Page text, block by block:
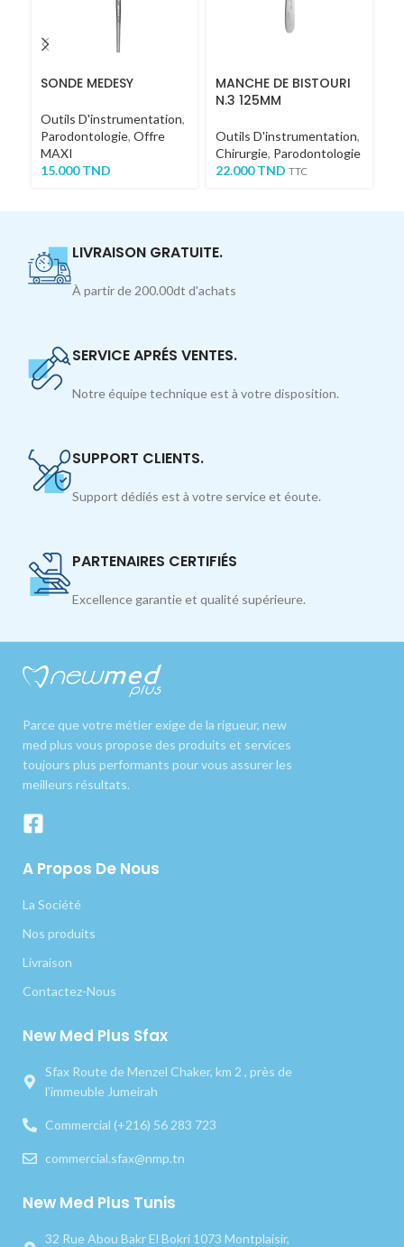
SONDE MEDESY
Outils D'instrumentation,
Parodontologie, Offre
MAXI
15.000TND
MANCHE DE BISTOURI
N.3 125MM
Outils D'instrumentation,
Chirurgie, Parodontologie
22.000TND TTC
LIVRAISON GRATUITE.
À partir de 200.00dt d'achats
SERVICE APRÉS VENTES.
Notre équipe technique est à votre disposition.
SUPPORT CLIENTS.
Support dédiés est à votre service et éoute.
PARTENAIRES CERTIFIÉS
Excellence garantie et qualité supérieure.
Parce que votre métier exige de la rigueur, new
med plus vous propose des produits et services
toujours plus performants pour vous assurer les
meilleurs résultats.
A Propos De Nous
La Société
Nos produits
Livraison
Contactez-Nous
New Med Plus Sfax
Sfax Route de Menzel Chaker, km 2 , près de
l’immeuble Jumeirah
Commercial (+216) 56 283 723
commercial.sfax@nmp.tn
New Med Plus Tunis
32 Rue Abou Bakr El Bokri 1073 Montplaisir,